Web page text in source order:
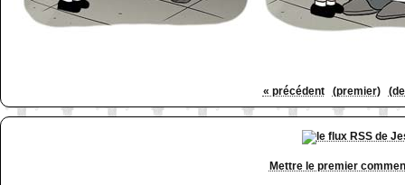
« précédent (premier)
Mettre le premier